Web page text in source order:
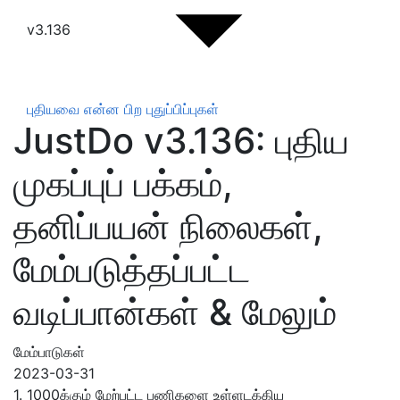
v3.136
புதியவை என்ன பிற புதுப்பிப்புகள்
JustDo v3.136: புதிய
முகப்புப் பக்கம்,
தனிப்பயன் நிலைகள்,
மேம்படுத்தப்பட்ட
வடிப்பான்கள் & மேலும்
மேம்பாடுகள்
2023-03-31
1. 1000க்கும் மேற்பட்ட பணிகளை உள்ளடக்கிய